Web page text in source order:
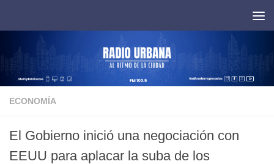
ECONOMÍA
El Gobierno inició una negociación con
EEUU para aplacar la suba de los